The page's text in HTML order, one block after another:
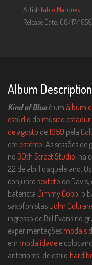
Artist: Fabio Marques
Release Date: 08/17/1959
Album Description
Kind of Blueé um álbum
estúdio do músico
de agosto de1959 pela
em estéreo. As sessões
no 30th Street Studio, na
22 de abril daquele ano.
conjunto sexteto de
baterista Jimmy Cobb, o
saxofonistas John
ingresso de Bill Evans no
experimentações modais
em modalidade e
anteriores, de estilo hard